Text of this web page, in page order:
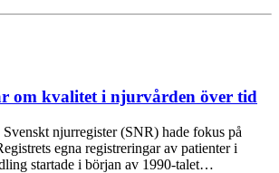
om kvalitet i njurvården över tid
njurregister (SNR) hade fokus på
egna registreringar av patienter i
startade i början av 1990-talet…